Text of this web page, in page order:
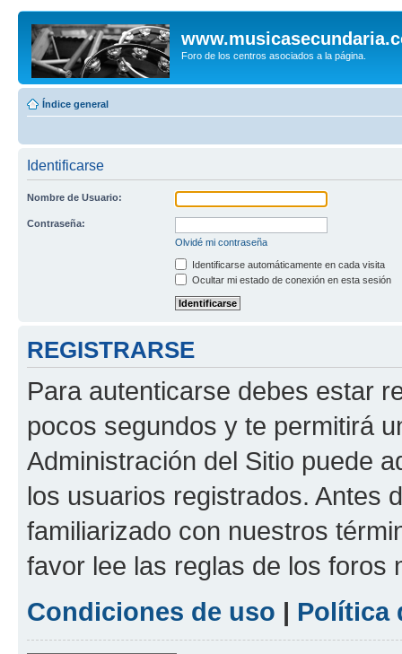
Foro de los centros asociados a la página.
Índice general
Identificarse
Nombre de Usuario:
Contraseña:
Olvidé mi contraseña
Identificarse automáticamente en cada visita
Ocultar mi estado de conexión en esta sesión
REGISTRARSE
Para autenticarse debes estar
pocos segundos y te permitirá
Administración del Sitio puede
los usuarios registrados. Antes
familiarizado con nuestros
favor lee las reglas de los foros
Condiciones de uso | Política